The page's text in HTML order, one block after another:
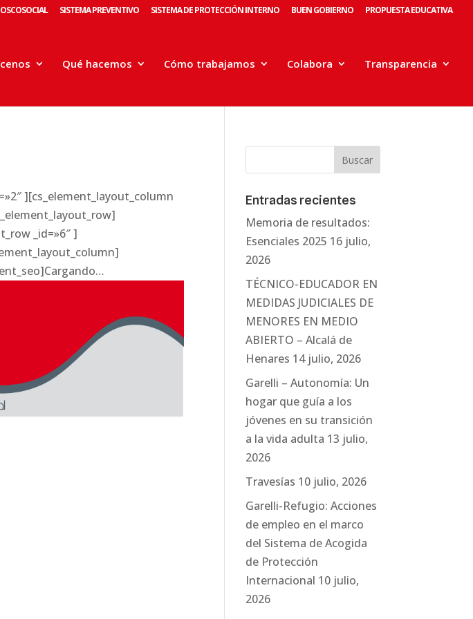
SISTEMA PREVENTIVO SISTEMA DE PROTECCIÓN INTERNO BUEN GOBIERNO PROPUESTA EDUCATIVA
Qué hacemos Cómo trabajamos Colabora Transparencia
][cs_element_layout_column
_id=»6″ ]
Entradas recientes
Memoria de resultados:
Esenciales 2025 16 julio,
2026
TÉCNICO-EDUCADOR EN
MEDIDAS JUDICIALES DE
MENORES EN MEDIO
ABIERTO – Alcalá de
Henares 14 julio, 2026
Garelli – Autonomía: Un
hogar que guía a los
jóvenes en su transición
a la vida adulta 13 julio,
2026
Travesías 10 julio, 2026
Garelli-Refugio: Acciones
de empleo en el marco
del Sistema de Acogida
de Protección
Internacional 10 julio,
2026